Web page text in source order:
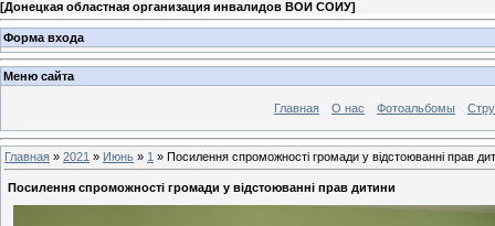
[Донецкая областная организация инвалидов ВОИ СОИУ]
Форма входа
Меню сайта
Главная О нас Фотоальбомы
Главная » 2021 » Июнь » 1 » Посилення спроможності громади у відстоюванні прав
Посилення спроможності громади у відстоюванні прав дитини